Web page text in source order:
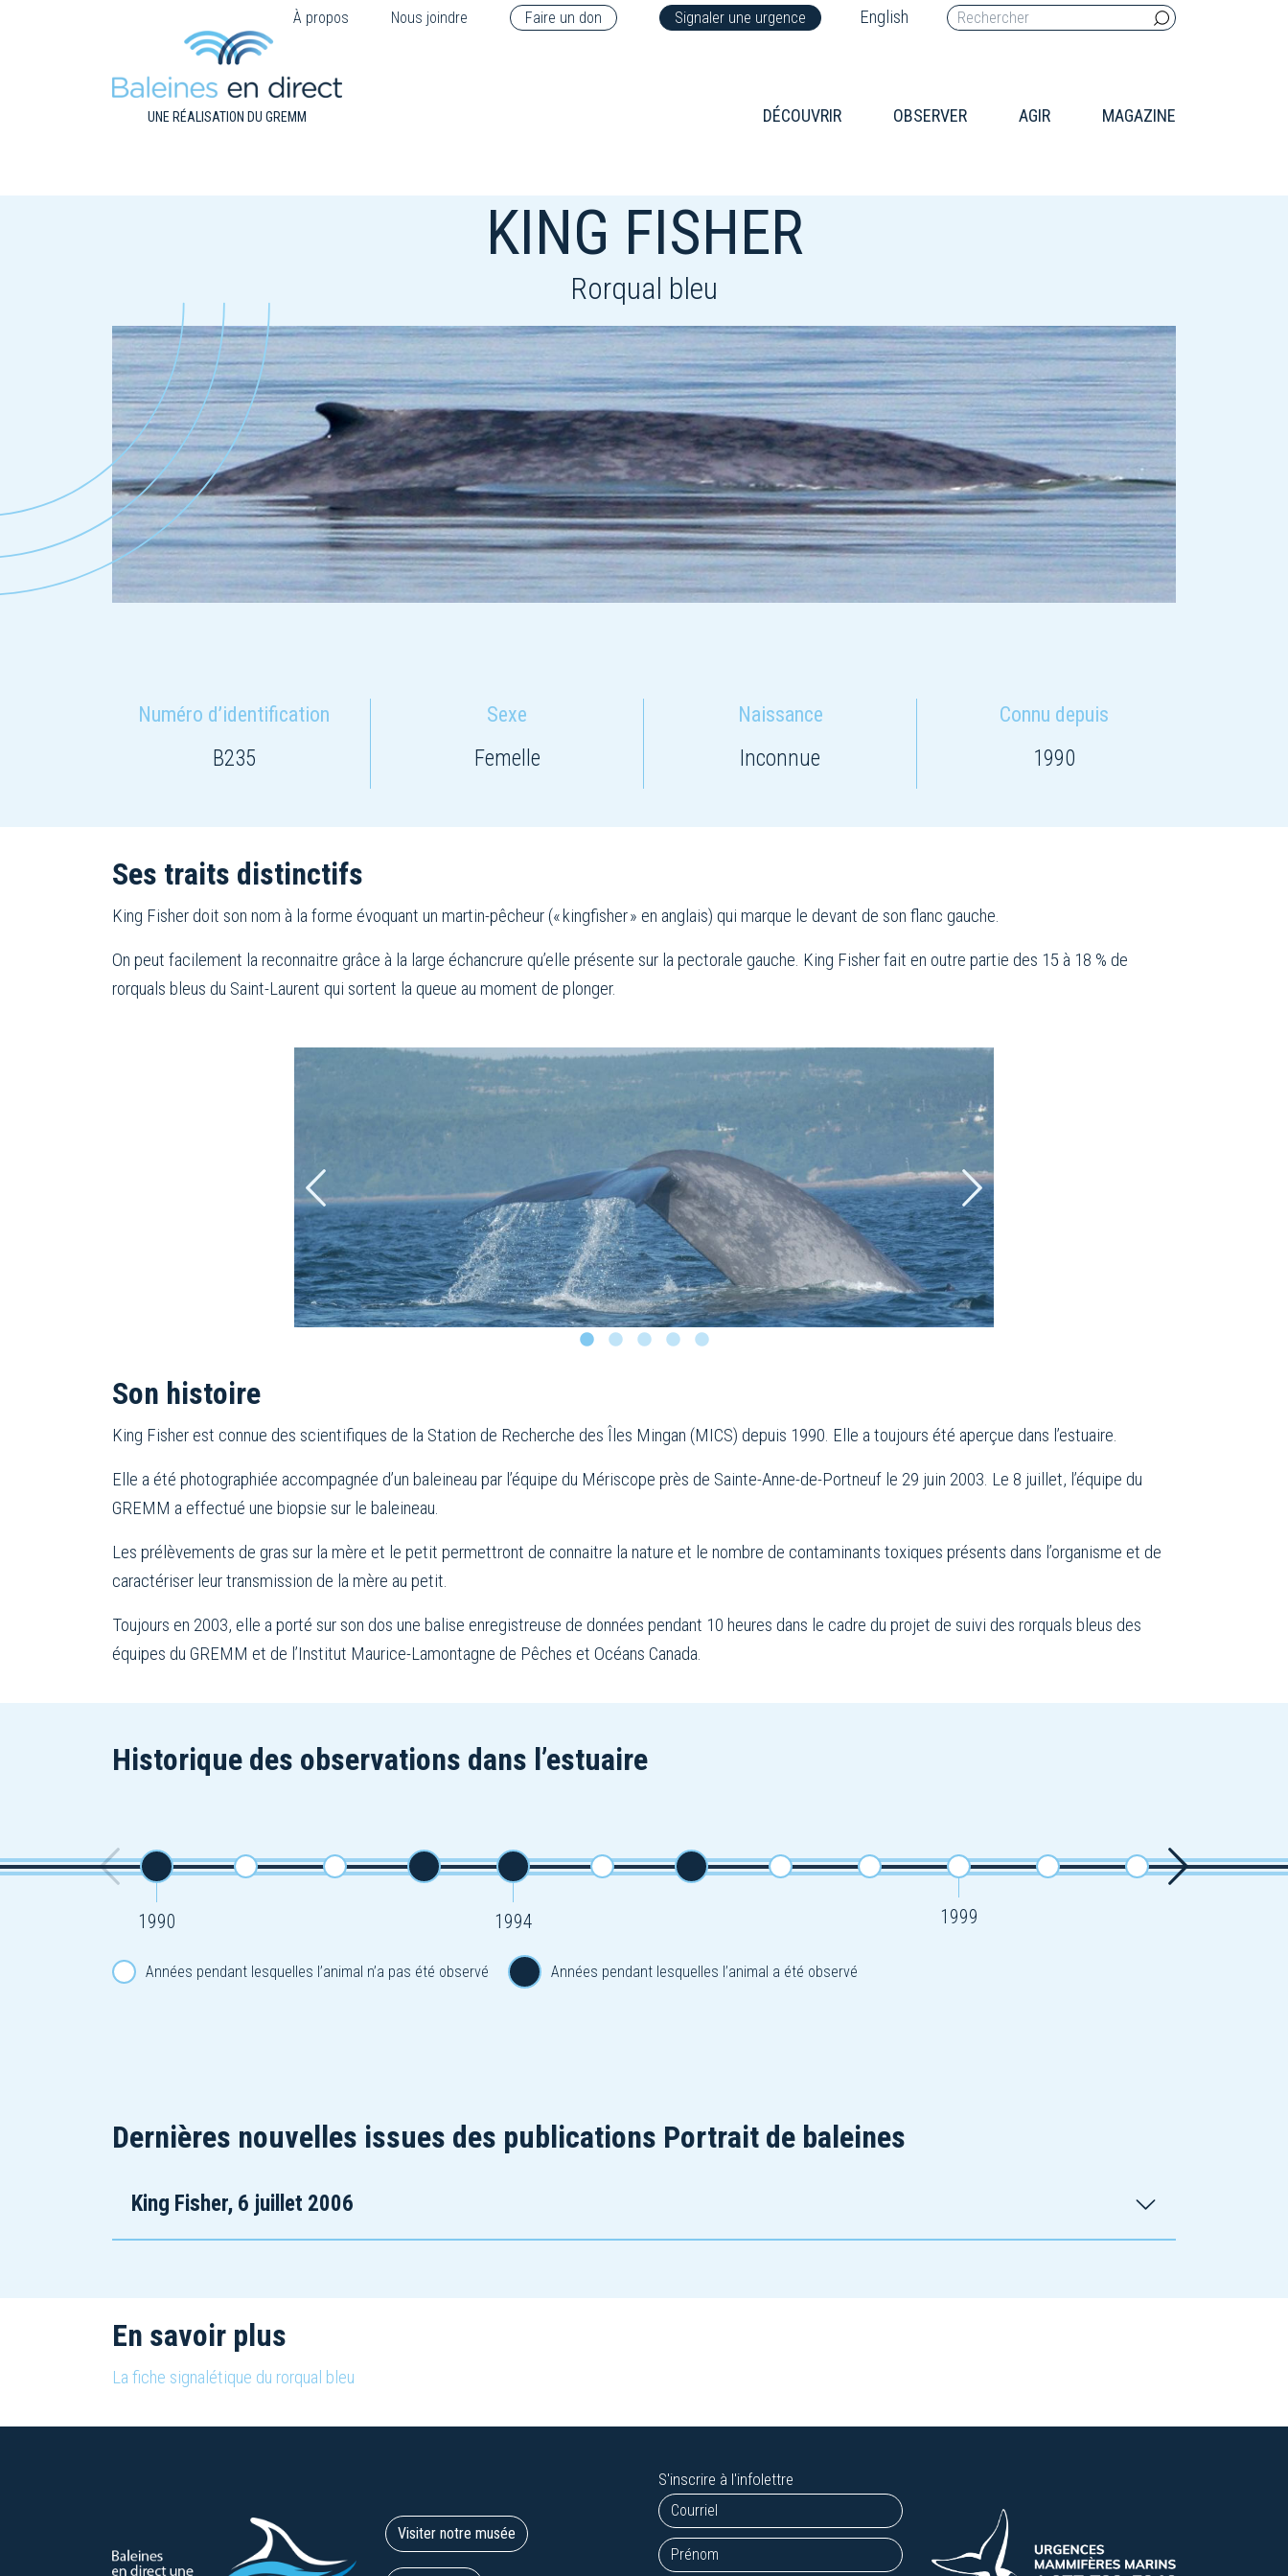
À propos Nous joindre Faire un don Signaler une urgence English
UNE RÉALISATION DU GREMM DÉCOUVRIR OBSERVER AGIR MAGAZINE
KING FISHER
Rorqual bleu
Numéro d’identification
B235
Sexe
Femelle
Naissance
Inconnue
Connu depuis
1990
Ses traits distinctifs
King Fisher doit son nom à la forme évoquant un martin-pêcheur (« kingfisher » en anglais) qui marque le devant de son flanc gauche.
On peut facilement la reconnaitre grâce à la large échancrure qu’elle présente sur la pectorale gauche. King Fisher fait en outre partie des 15 à 18 % de
rorquals bleus du Saint-Laurent qui sortent la queue au moment de plonger.
Son histoire
King Fisher est connue des scientifiques de la Station de Recherche des Îles Mingan (MICS) depuis 1990. Elle a toujours été aperçue dans l’estuaire.
Elle a été photographiée accompagnée d’un baleineau par l’équipe du Mériscope près de Sainte-Anne-de-Portneuf le 29 juin 2003. Le 8 juillet, l’équipe du
GREMM a effectué une biopsie sur le baleineau.
Les prélèvements de gras sur la mère et le petit permettront de connaitre la nature et le nombre de contaminants toxiques présents dans l’organisme et de
caractériser leur transmission de la mère au petit.
Toujours en 2003, elle a porté sur son dos une balise enregistreuse de données pendant 10 heures dans le cadre du projet de suivi des rorquals bleus des
équipes du GREMM et de l’Institut Maurice-Lamontagne de Pêches et Océans Canada.
Historique des observations dans l’estuaire
1990 1994 1999
Années pendant lesquelles l’animal n’a pas été observé Années pendant lesquelles l’animal a été observé
Dernières nouvelles issues des publications Portrait de baleines
King Fisher, 6 juillet 2006
En savoir plus
La fiche signalétique du rorqual bleu
Visiter notre musée
S'inscrire à l'infolettre